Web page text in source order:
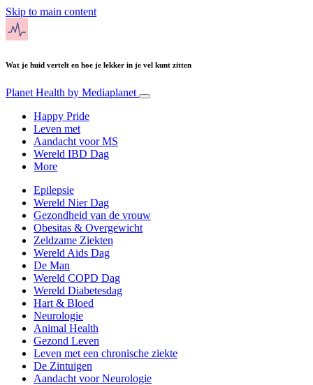
Skip to main content
Wat je huid vertelt en hoe je lekker in je vel kunt zitten
Planet Health by Mediaplanet
Happy Pride
Leven met
Aandacht voor MS
Wereld IBD Dag
More
Epilepsie
Wereld Nier Dag
Gezondheid van de vrouw
Obesitas & Overgewicht
Zeldzame Ziekten
Wereld Aids Dag
De Man
Wereld COPD Dag
Wereld Diabetesdag
Hart & Bloed
Neurologie
Animal Health
Gezond Leven
Leven met een chronische ziekte
De Zintuigen
Aandacht voor Neurologie